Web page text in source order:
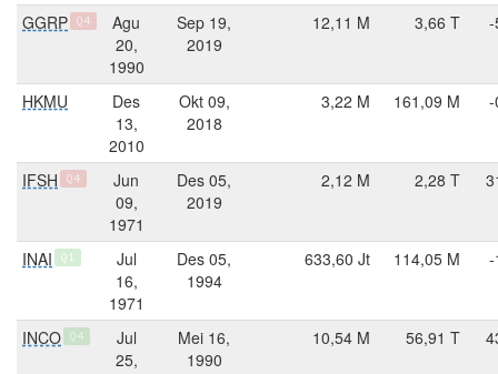
GGRP Q4
Agu
20,
1990
Sep 19,
2019
12,11 M 3,66 T -
HKMU
Des
13,
2010
Okt 09,
2018
3,22 M 161,09 M -
IFSH Q4
Jun
09,
1971
Des 05,
2019
2,12 M 2,28 T
INAI Q1
Jul
16,
1971
Des 05,
1994
633,60 Jt 114,05 M -
INCO Q4
Jul
25,
Mei 16,
1990
10,54 M 56,91 T